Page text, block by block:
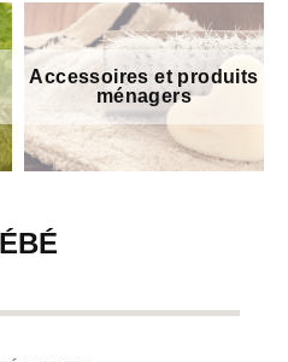
Accessoires et produits
ménagers